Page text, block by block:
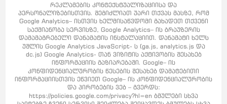
რეკლამების კონტექსტუალიზაციისა და
პერსონალიზებისთვის. შეგიძლიათ უარი თქვას მასზე, რომ
Google Analytics– ისთვის ხელმისაწვდომი გახადეთ თქვენი
საქმიანობა სერვისზე, Google Analytics– ის ბრაუზერის
დამამაგრებელი დანამატის ინსტალაციით. დანამატი ხელს
უშლის Google Analytics JavaScript- ს (ga.js, analytics.js და
dc.js) Google Analytics- თან ვიზიტის აქტივობის შესახებ
ინფორმაციის გაზიარებაში. Google– ის
კონფიდენციალურობის წესების შესახებ დამატებითი
ინფორმაციისთვის ეწვიეთ Google– ის კონფიდენციალურობის
და პირობების ვებ – გვერდს:
https://policies.google.com/privacy?hl=en ბმულები სხვა